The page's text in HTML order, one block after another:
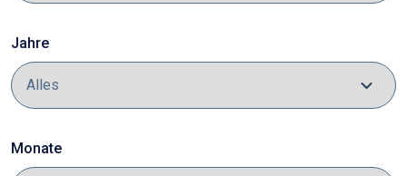
Jahre
Monate